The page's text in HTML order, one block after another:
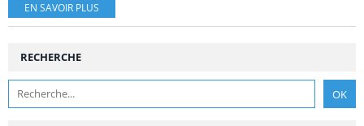
EN SAVOIR PLUS
RECHERCHE